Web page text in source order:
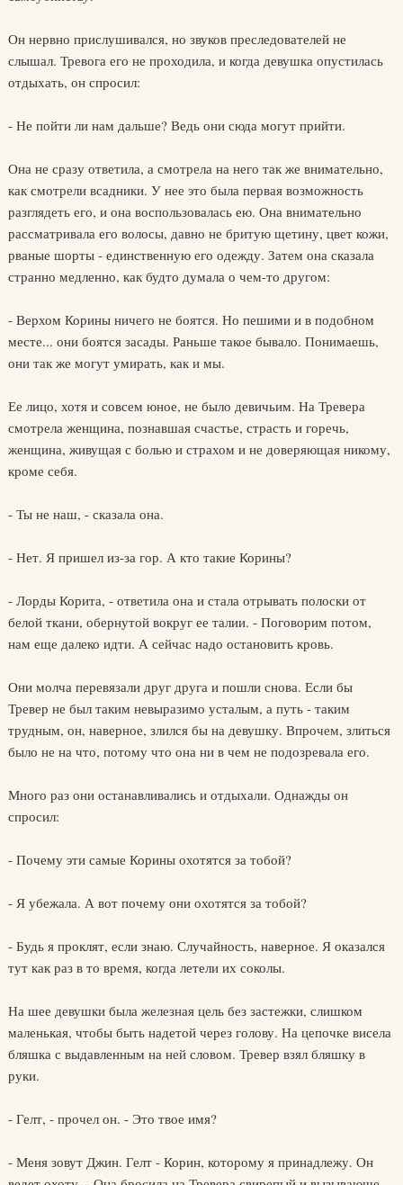
Он нервно прислушивался, но звуков преследователей не
слышал. Тревога его не проходила, и когда девушка опустилась
отдыхать, он спросил:
- Не пойти ли нам дальше? Ведь они сюда могут прийти.
Она не сразу ответила, а смотрела на него так же внимательно,
как смотрели всадники. У нее это была первая возможность
разглядеть его, и она воспользовалась ею. Она внимательно
рассматривала его волосы, давно не бритую щетину, цвет кожи,
рваные шорты - единственную его одежду. Затем она сказала
странно медленно, как будто думала о чем-то другом:
- Верхом Корины ничего не боятся. Но пешими и в подобном
месте... они боятся засады. Раньше такое бывало. Понимаешь,
они так же могут умирать, как и мы.
Ее лицо, хотя и совсем юное, не было девичьим. На Тревера
смотрела женщина, познавшая счастье, страсть и горечь,
женщина, живущая с болью и страхом и не доверяющая никому,
кроме себя.
- Ты не наш, - сказала она.
- Нет. Я пришел из-за гор. А кто такие Корины?
- Лорды Корита, - ответила она и стала отрывать полоски от
белой ткани, обернутой вокруг ее талии. - Поговорим потом,
нам еще далеко идти. А сейчас надо остановить кровь.
Они молча перевязали друг друга и пошли снова. Если бы
Тревер не был таким невыразимо усталым, а путь - таким
трудным, он, наверное, злился бы на девушку. Впрочем, злиться
было не на что, потому что она ни в чем не подозревала его.
Много раз они останавливались и отдыхали. Однажды он
спросил:
- Почему эти самые Корины охотятся за тобой?
- Я убежала. А вот почему они охотятся за тобой?
- Будь я проклят, если знаю. Случайность, наверное. Я оказался
тут как раз в то время, когда летели их соколы.
На шее девушки была железная цель без застежки, слишком
маленькая, чтобы быть надетой через голову. На цепочке висела
бляшка с выдавленным на ней словом. Тревер взял бляшку в
руки.
- Гелт, - прочел он. - Это твое имя?
- Меня зовут Джин. Гелт - Корин, которому я принадлежу. Он